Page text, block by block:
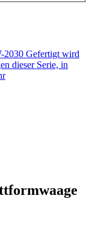
2030 Gefertigt wird
dieser Serie, in